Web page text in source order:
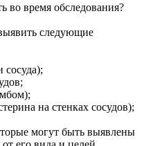
во время обследования?
следующие
сосуда);
на стенках сосудов);
могут быть выявлены